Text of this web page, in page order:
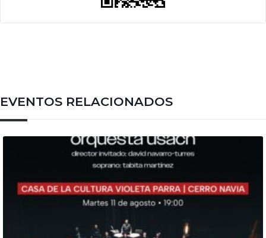
EVENTOS RELACIONADOS